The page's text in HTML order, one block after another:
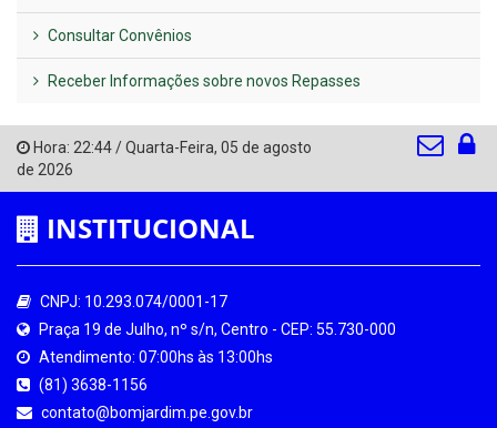
Consultar Convênios
Receber Informações sobre novos Repasses
Hora: 22:44/Quarta-Feira, 05 de agosto
de 2026
INSTITUCIONAL
CNPJ: 10.293.074/0001-17
Praça 19 de Julho, nº s/n, Centro - CEP: 55.730-000
Atendimento: 07:00hs às 13:00hs
(81) 3638-1156
contato@bomjardim.pe.gov.br